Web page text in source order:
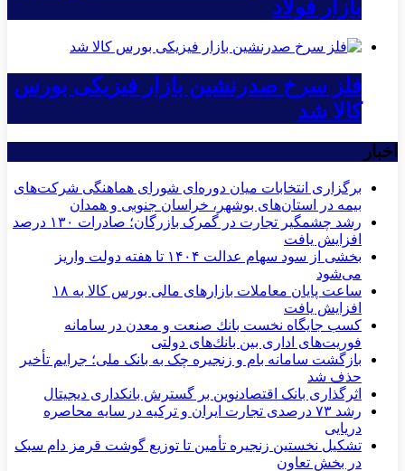
بازار فولاد
فلز سرخ صدرنشین بازار فیزیکی بورس
کالا شد
اخبار
برگزاری انتخابات میان دوره‌ای شورای هماهنگی شرکت‌های
بیمه در استان‌های بوشهر، خراسان جنوبی و همدان
رشد چشمگیر تجارت در گمرک بازرگان؛ صادرات ۱۳۰ درصد
افزایش یافت
بخشی از سود سهام عدالت ۱۴۰۴ تا هفته دولت واریز
می‌شود
ساعت پایان معاملات بازارهای مالی بورس کالا به ۱۸
افزایش یافت
كسب جایگاه نخست بانك صنعت و معدن در سامانه
فوریت‌های اداری بین بانك‌های دولتی
بازگشت سامانه بام و زنجیره چک به بانک ملی؛ جرایم تأخیر
حذف شد
اثرگذاری بانک اقتصادنوین بر گسترش بانکداری دیجیتال
رشد ۷۳ درصدی تجارت ایران و ترکیه در سایه محاصره
دریایی
تشکیل نخستین زنجیره تأمین تا توزیع گوشت قرمز دام سبک
در بخش تعاون